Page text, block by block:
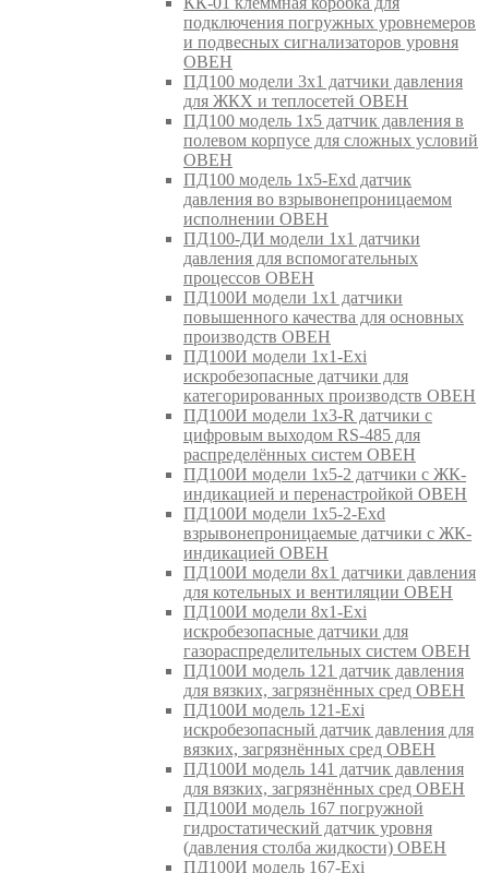
подключения погружных уровнемеров
и подвесных сигнализаторов уровня
ОВЕН
ПД100 модели 3х1 датчики давления
для ЖКХ и теплосетей ОВЕН
ПД100 модель 1х5 датчик давления в
полевом корпусе для сложных условий
ОВЕН
ПД100 модель 1х5-Exd датчик
давления во взрывонепроницаемом
исполнении ОВЕН
ПД100-ДИ модели 1х1 датчики
давления для вспомогательных
процессов ОВЕН
ПД100И модели 1х1 датчики
повышенного качества для основных
производств ОВЕН
ПД100И модели 1х1-Exi
искробезопасные датчики для
категорированных производств ОВЕН
ПД100И модели 1х3-R датчики с
цифровым выходом RS-485 для
распределённых систем ОВЕН
ПД100И модели 1х5-2 датчики с ЖК-
индикацией и перенастройкой ОВЕН
ПД100И модели 1х5-2-Exd
взрывонепроницаемые датчики с ЖК-
индикацией ОВЕН
ПД100И модели 8х1 датчики давления
для котельных и вентиляции ОВЕН
ПД100И модели 8х1-Exi
искробезопасные датчики для
газораспределительных систем ОВЕН
ПД100И модель 121 датчик давления
для вязких, загрязнённых сред ОВЕН
ПД100И модель 121-Exi
искробезопасный датчик давления для
вязких, загрязнённых сред ОВЕН
ПД100И модель 141 датчик давления
для вязких, загрязнённых сред ОВЕН
ПД100И модель 167 погружной
гидростатический датчик уровня
(давления столба жидкости) ОВЕН
ПД100И модель 167-Exi